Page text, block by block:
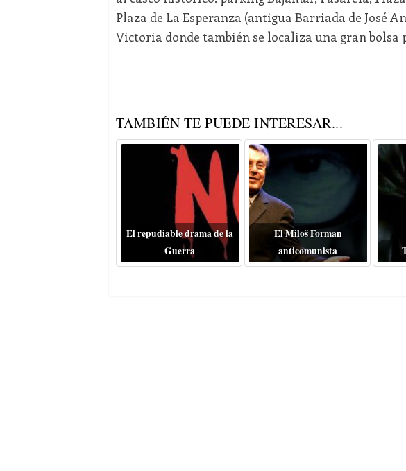
Plaza de La Esperanza (antigua Barriada de José
Victoria donde también se localiza una gran bolsa
TAMBIÉN TE PUEDE INTERESAR...
El repudiable drama de la
Guerra
El Miloš Forman
anticomunista